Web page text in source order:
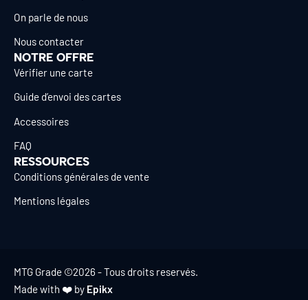
On parle de nous
Nous contacter
NOTRE OFFRE
Vérifier une carte
Guide d’envoi des cartes
Accessoires
FAQ
RESSOURCES
Conditions générales de vente
Mentions légales
MTG Grade ©2026 - Tous droits reservés.
Made with ❤️ by Epikx